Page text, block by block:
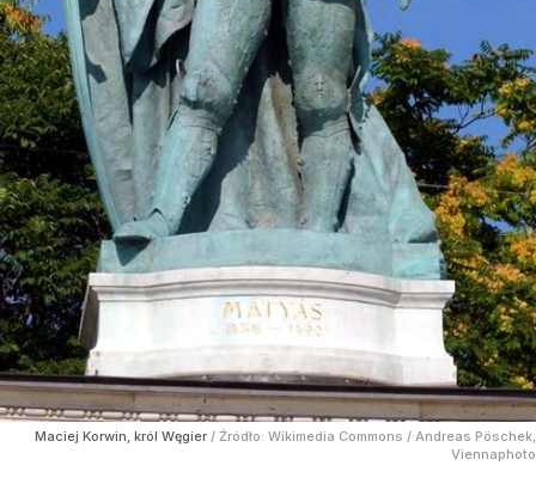
Maciej Korwin, król Węgier / Źródło: Wikimedia Commons / Andreas Pöschek,
Viennaphoto